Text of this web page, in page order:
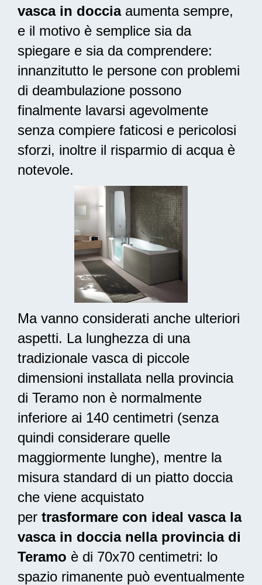
vasca in docciaaumenta sempre,
e il motivo è semplice sia da
spiegare e sia da comprendere:
innanzitutto le persone con problemi
di deambulazione possono
finalmente lavarsi agevolmente
senza compiere faticosi e pericolosi
sforzi, inoltre il risparmio di acqua è
notevole.
Ma vanno considerati anche ulteriori
aspetti. La lunghezza di una
tradizionale vasca di piccole
dimensioni installata nella provincia
di Teramo non è normalmente
inferiore ai 140 centimetri (senza
quindi considerare quelle
maggiormente lunghe), mentre la
misura standard di un piatto doccia
che viene acquistato
per trasformare con ideal vasca la
vasca in doccia nella provincia di
Teramo è di 70x70 centimetri: lo
spazio rimanente può eventualmente